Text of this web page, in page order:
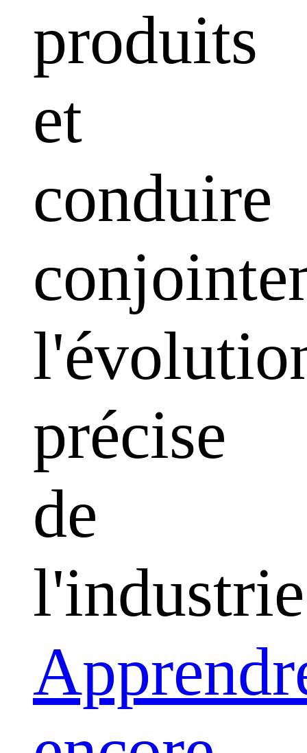
produits
et
conduire
précise
de